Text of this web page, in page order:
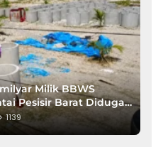
Milik BBWS
Pesisir Barat Diduga
1139